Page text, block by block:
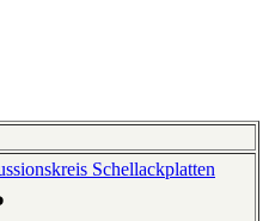
Schellackplatten